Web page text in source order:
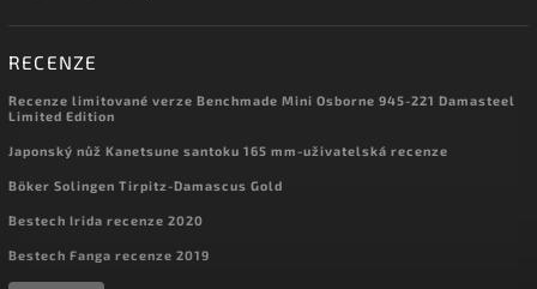
RECENZE
Recenze limitované verze Benchmade Mini Osborne 945-221 Damasteel
Limited Edition
Japonský nůž Kanetsune santoku 165 mm-uživatelská recenze
Böker Solingen Tirpitz-Damascus Gold
Bestech Irida recenze 2020
Bestech Fanga recenze 2019